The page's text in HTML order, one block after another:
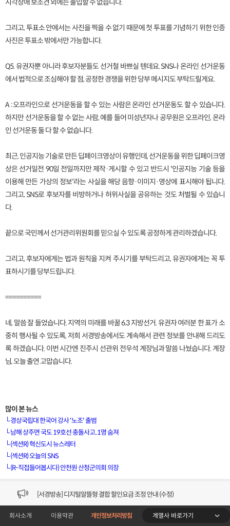
시각장애 보조견 외에는 출입할 수 없습니다.
그리고, 투표소 안에서는 사진을 찍을 수 없기 때문에 첫 투표를 기념하기 위한 인증
사진은 투표소 밖에서만 가능합니다.
Q5. 유권자뿐 아니라 후보자분들도 선거철 바쁘실 텐데요. SNS나 온라인 선거운동
에서 법적으로 조심해야 할 점, 공정한 경쟁을 위한 당부 메시지도 부탁드릴게요.
A : 오프라인으로 선거운동을 할 수 있는 사람은 온라인 선거운동도 할 수 있습니다.
하지만 선거운동을 할 수 없는 사람, 예를 들어 미성년자나 공무원은 오프라인, 온라
인 선거운동 둘 다 할 수 없습니다.
최근, 인공지능 기술로 만든 딥페이크영상이 유행인데, 선거운동을 위한 딥페이크영
상은 선거일전 90일 전일까지만 제작·게시할 수 있고 반드시 '인공지능 기술 등을
이용해 만든 가상의 정보'라는 사실을 해당 음향·이미지·영상에 표시해야 됩니다.
그리고, SNS로 후보자를 비방하거나 허위사실을 공유하는 것도 처벌될 수 있습니
다.
끝으로 국민께서 선거관리위원회를 믿으실 수 있도록 공정하게 관리하겠습니다.
그리고, 후보자에게는 법과 원칙을 지켜 주시기를 부탁드리고, 유권자에게는 꼭 투
표하시기를 당부드립니다.
==========
네, 말씀 잘 들었습니다. 지역의 미래를 바꿀 6.3 지방선거. 유권자 여러분 한 표가 소
중히 행사될 수 있도록, 저희 서경방송에서도 계속해서 관련 정보를 안내해 드리도
록 하겠습니다. 이번 시간엔 진주시 선관위 전우석 계장님과 말씀 나눴습니다. 계장
님, 오늘 출연 고맙습니다.
많이 본 뉴스
└경상국립대 한국어 강사 '노조' 출범
└남해 상주면 국도 19호선 충돌사고..1명 숨져
└(섹션R) 혁신도시 뉴스레터
└(섹션R) 오늘의 SNS
└(R-직접들어봅시다) 안천원 산청군의회 의장
[서경방송] 일부 채널편성 변경 안내의 건 (7/22)
[서경방송] 디지털알뜰형 결합 할인요금 조정 안내 (수정)
[공지] 개인정보처리방침 (Ver2.15) 개정의 건 (7/1)
회사소개 이용약관 개인정보처리방침 계열사 바로가기